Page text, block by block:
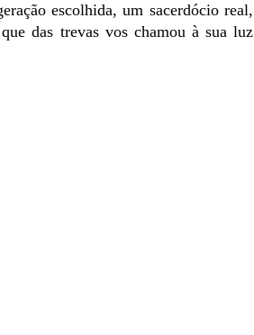
escolhida, um sacerdócio real,
das trevas vos chamou à sua luz